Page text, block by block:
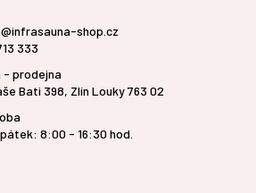
shop.cz
333
- prodejna
Bati 398, Zlín Louky 763 02
8:00 - 16:30 hod.